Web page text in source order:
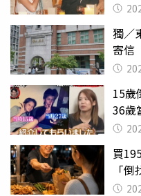
獨／
寄信
關
15歲
36歲
買
「